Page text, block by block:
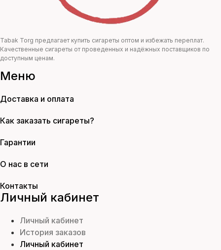
Tabak Torg предлагает купить сигареты оптом и избежать переплат.
Качественные сигареты от проведенных и надёжных поставщиков по
доступным ценам.
Меню
Доставка и оплата
Как заказать сигареты?
Гарантии
О нас в сети
Контакты
Личный кабинет
Личный кабинет
История заказов
Личный кабинет